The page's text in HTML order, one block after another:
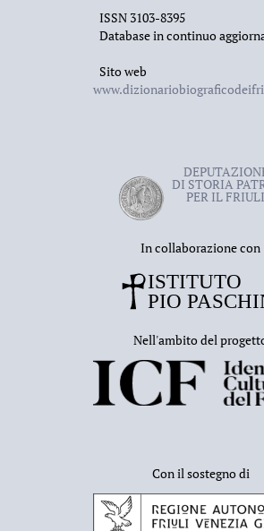
ISSN 3103-8395
Database in continuo
Sito web
DI STORIA
PER IL FRIULI
In collaborazione con
Nell'ambito del
Con il sostegno di